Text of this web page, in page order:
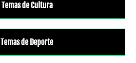
Temas de Cultura
Temas de Deporte